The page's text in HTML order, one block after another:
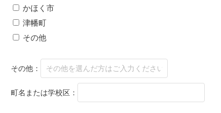
かほく市
津幡町
その他
その他：
町名または学校区：